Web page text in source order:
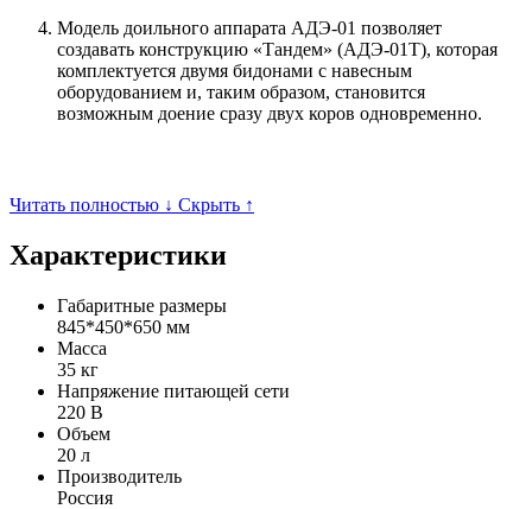
Модель доильного аппарата АДЭ-01 позволяет
создавать конструкцию «Тандем» (АДЭ-01Т), которая
комплектуется двумя бидонами с навесным
оборудованием и, таким образом, становится
возможным доение сразу двух коров одновременно.
Читать полностью ↓ Скрыть ↑
Характеристики
Габаритные размеры
845*450*650 мм
Масса
35 кг
Напряжение питающей сети
220 В
Объем
20 л
Производитель
Россия